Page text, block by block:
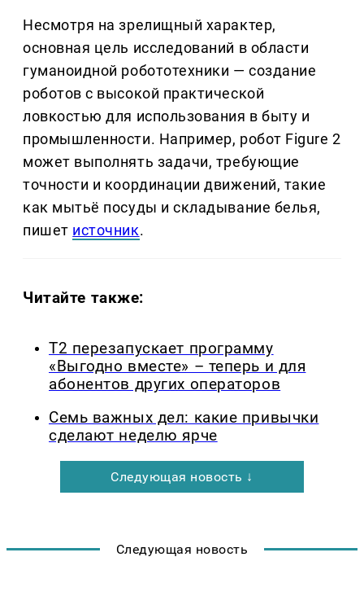
Несмотря на зрелищный характер,
основная цель исследований в области
гуманоидной робототехники — создание
роботов с высокой практической
ловкостью для использования в быту и
промышленности. Например, робот Figure 2
может выполнять задачи, требующие
точности и координации движений, такие
как мытьё посуды и складывание белья,
пишет источник.
Читайте также:
Т2 перезапускает программу
«Выгодно вместе» – теперь и для
абонентов других операторов
Семь важных дел: какие привычки
сделают неделю ярче
Следующая новость ↓
Следующая новость